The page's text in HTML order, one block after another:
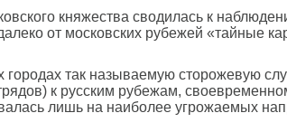
княжества сводилась к
от московских рубежей «тайные
так называемую сторожевую
к русским рубежам,
лишь на наиболее угрожаемых